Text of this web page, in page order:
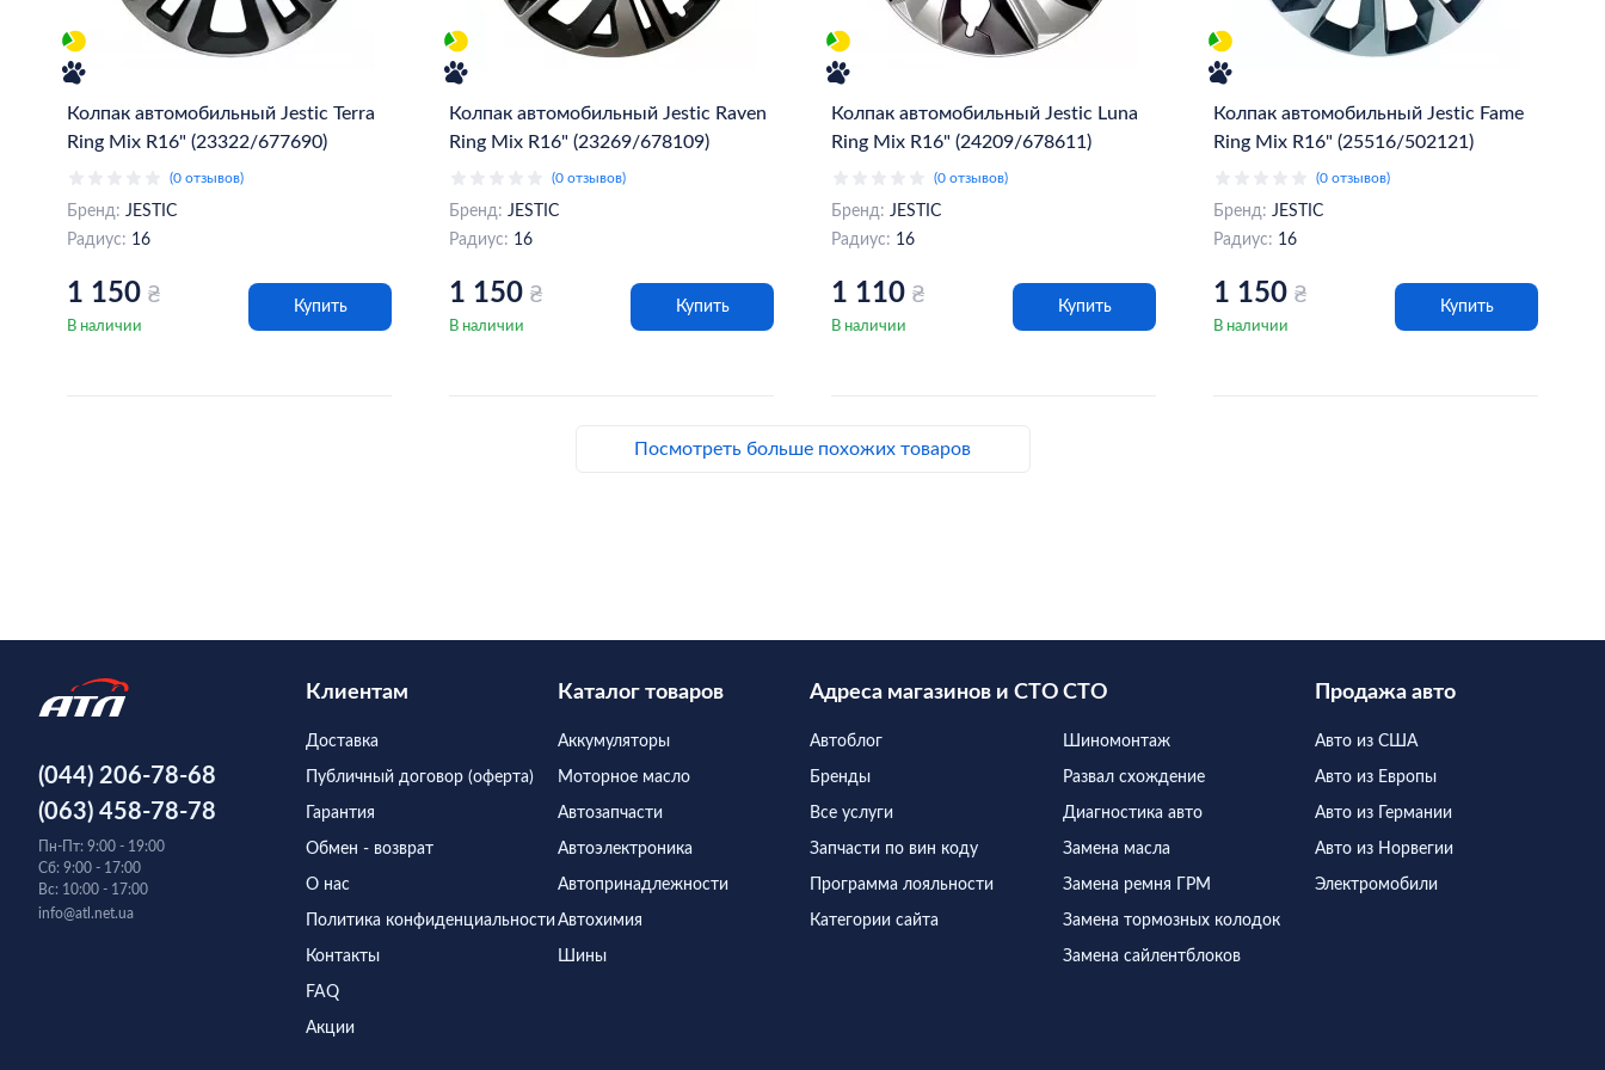
Колпак автомобильный Jestiс Terra
Ring Mix R16" (23322/677690)
(0 отзывов)
Бренд: JESTIC
Радиус: 16
1 150 ₴
В наличии
Купить
Колпак автомобильный Jestiс Raven
Ring Mix R16" (23269/678109)
(0 отзывов)
Бренд: JESTIC
Радиус: 16
1 150 ₴
В наличии
Купить
Колпак автомобильный Jestiс Luna
Ring Mix R16" (24209/678611)
(0 отзывов)
Бренд: JESTIC
Радиус: 16
1 110 ₴
В наличии
Купить
Колпак автомобильный Jestiс Fame
Ring Mix R16" (25516/502121)
(0 отзывов)
Бренд: JESTIC
Радиус: 16
1 150 ₴
В наличии
Купить
Посмотреть больше похожих товаров
(044) 206-78-68
(063) 458-78-78
Пн-Пт: 9:00 - 19:00
Сб: 9:00 - 17:00
Вс: 10:00 - 17:00
info@atl.net.ua
Клиентам
Доставка
Публичный договор (оферта)
Гарантия
Обмен - возврат
О нас
Политика конфиденциальности
Контакты
FAQ
Акции
Каталог товаров
Аккумуляторы
Моторное масло
Автозапчасти
Автоэлектроника
Автопринадлежности
Автохимия
Шины
Адреса магазинов и СТО
Автоблог
Бренды
Все услуги
Запчасти по вин коду
Программа лояльности
Категории сайта
СТО
Шиномонтаж
Развал схождение
Диагностика авто
Замена масла
Замена ремня ГРМ
Замена тормозных колодок
Замена сайлентблоков
Продажа авто
Авто из США
Авто из Европы
Авто из Германии
Авто из Норвегии
Электромобили